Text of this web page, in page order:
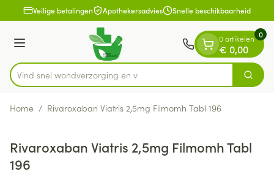
Ga naar de inhoud
1 van 1Veilige betalingen Apothekersadvies Snelle beschikbaarheid
Menu
Product, merk, categorie...
Vind snel wondverzo Zoek
0 artikelen
€ 0,00
0
Home / Rivaroxaban Viatris 2,5mg Filmomh Tabl 196
Rivaroxaban Viatris 2,5mg Filmomh Tabl
196